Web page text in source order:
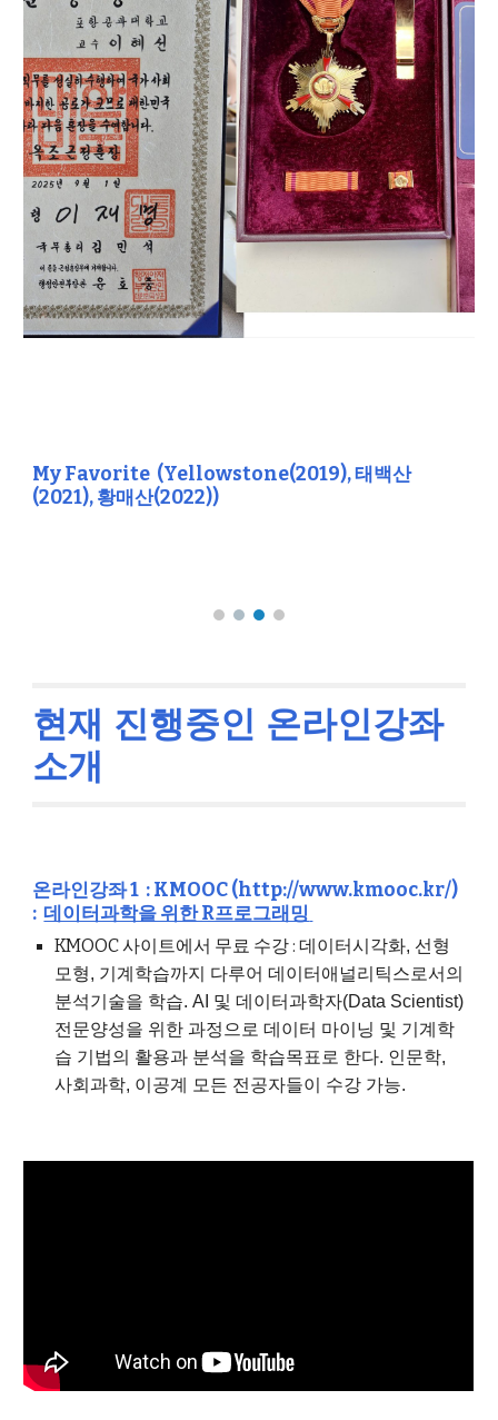
My Favorite (Yellowstone(2019), 태백산
(2021), 황매산(2022))
현재 진행중인 온라인강좌
소개
온라인강좌 1 :KMOOC (http://www.kmooc.kr/)
:데이터과학을 위한 R프로그래밍
KMOOC 사이트에서 무료 수강 :데이터시각화, 선형
모형, 기계학습까지 다루어 데이터애널리틱스로서의
분석기술을 학습. AI 및 데이터과학자(Data Scientist)
전문양성을 위한 과정으로 데이터 마이닝 및 기계학
습 기법의 활용과 분석을 학습목표로 한다. 인문학,
사회과학, 이공계 모든 전공자들이 수강 가능.